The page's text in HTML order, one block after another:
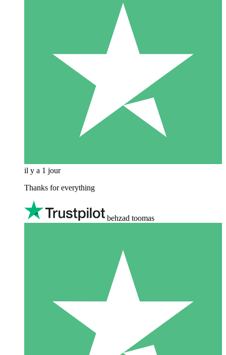
il y a 1 jour
Thanks for everything
behzad toomas